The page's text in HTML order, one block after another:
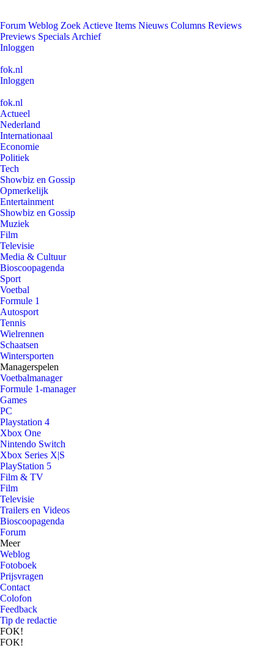
Forum Weblog Zoek Actieve Items Nieuws Columns Reviews
Previews Specials Archief
Inloggen
fok.nl
Inloggen
fok.nl
Actueel
Nederland
Internationaal
Economie
Politiek
Tech
Showbiz en Gossip
Opmerkelijk
Entertainment
Showbiz en Gossip
Muziek
Film
Televisie
Media & Cultuur
Bioscoopagenda
Sport
Voetbal
Formule 1
Autosport
Tennis
Wielrennen
Schaatsen
Wintersporten
Managerspelen
Voetbalmanager
Formule 1-manager
Games
PC
Playstation 4
Xbox One
Nintendo Switch
Xbox Series X|S
PlayStation 5
Film & TV
Film
Televisie
Trailers en Videos
Bioscoopagenda
Forum
Meer
Weblog
Fotoboek
Prijsvragen
Contact
Colofon
Feedback
Tip de redactie
FOK!
FOK!